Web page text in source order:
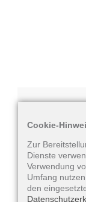
wie z.B.
Videos,
Cookie-
Zur
Dienste
Verwendung
Umfang
den